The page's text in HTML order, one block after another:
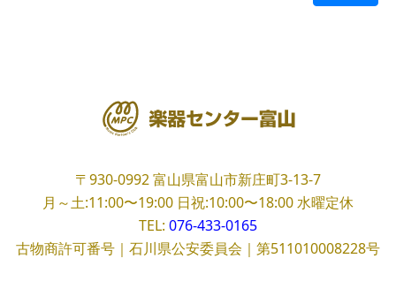
〒930-0992富山県富山市新庄町3-13-7
月～土:11:00〜19:00 日祝:10:00〜18:00水曜定休
TEL: 076-433-0165
古物商許可番号｜石川県公安委員会｜第511010008228号